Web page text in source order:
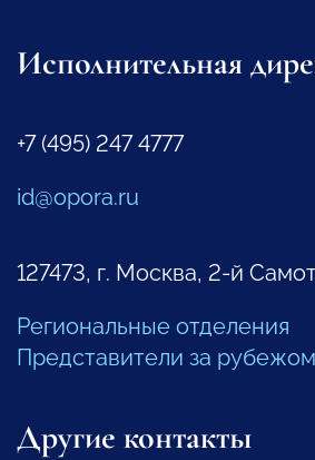
Исполнительная
+7 (495) 247 4777
id@opora.ru
127473, г. Москва, 2-й
Региональные отделения
Представители за рубежом
Другие контакты